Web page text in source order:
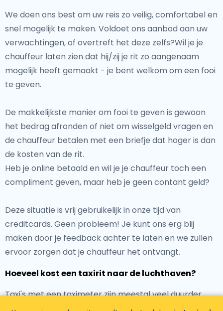
We doen ons best om uw reis zo veilig, comfortabel en
snel mogelijk te maken. Voldoet ons aanbod aan uw
verwachtingen, of overtreft het deze zelfs?Wil je je
chauffeur laten zien dat hij/zij je rit zo aangenaam
mogelijk heeft gemaakt - je bent welkom om een fooi
te geven.
De makkelijkste manier om fooi te geven is gewoon
het bedrag afronden of niet om wisselgeld vragen en
de chauffeur betalen met een briefje dat hoger is dan
de kosten van de rit.
Heb je online betaald en wil je je chauffeur toch een
compliment geven, maar heb je geen contant geld?
Deze situatie is vrij gebruikelijk in onze tijd van
creditcards. Geen probleem! Je kunt ons erg blij
maken door je feedback achter te laten en we zullen
ervoor zorgen dat je chauffeur het ontvangt.
Hoeveel kost een taxirit naar de luchthaven?
Taxi's met een taximeter zijn meestal veel duurder
omdat ze verschillende kosten in rekening brengen,